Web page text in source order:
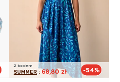
Z kodem
SUMMER : 68,80 zł -54%